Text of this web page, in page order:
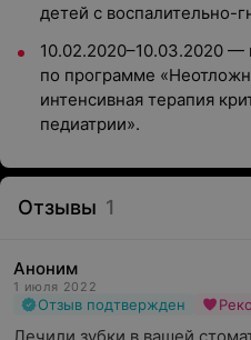
детей с воспалительно-
10.02.2020–10.03.2020
по программе
интенсивная терапия
педиатрии».
Отзывы 1
Аноним
1 июля 2022
Отзыв подтвержден